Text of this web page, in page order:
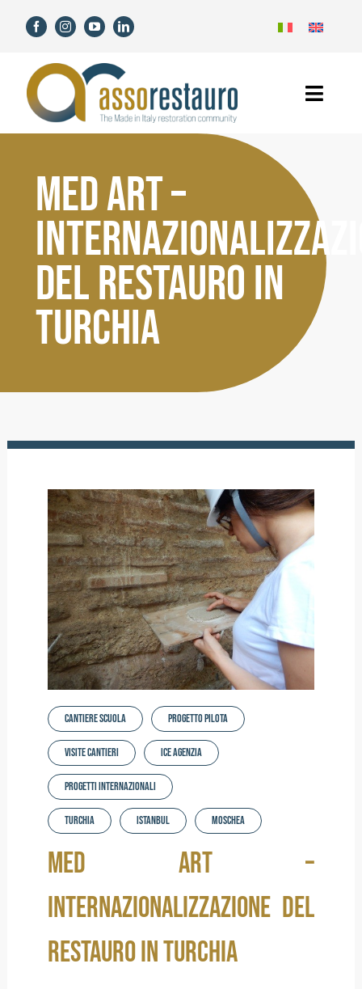
content
Assorestauro
Members
Services
MED ART –
DEL RESTAURO IN
TURCHIA
Cantiere Scuola Progetto Pilota
Visite cantieri ICE Agenzia
Progetti Internazionali
Turchia istanbul moschea
MED ART –
INTERNAZIONALIZZAZIONE DEL
RESTAURO IN TURCHIA